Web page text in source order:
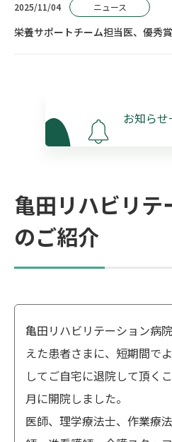
2025/11/04 ニュース
栄養サポートチーム担当医、優秀
お知らせ
亀田リハビリテ
のご紹介
亀田リハビリテーション病
えた患者さまに、短期間で
してご自宅に退院して頂く
月に開院しました。
医師、理学療法士、作業療